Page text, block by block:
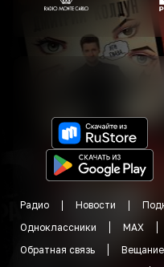
Радио Новости
Одноклассники
MAX
Обратная связь
Вещание